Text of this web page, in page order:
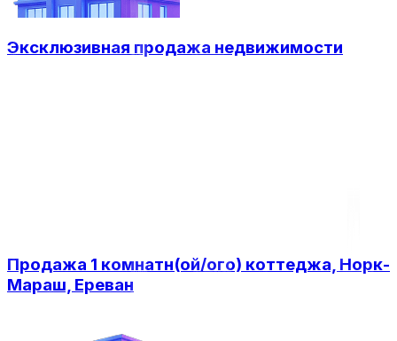
Эксклюзивная продажа недвижимости
Продажа 1 комнатн(ой/ого) коттеджа, Норк-
Мараш, Ереван